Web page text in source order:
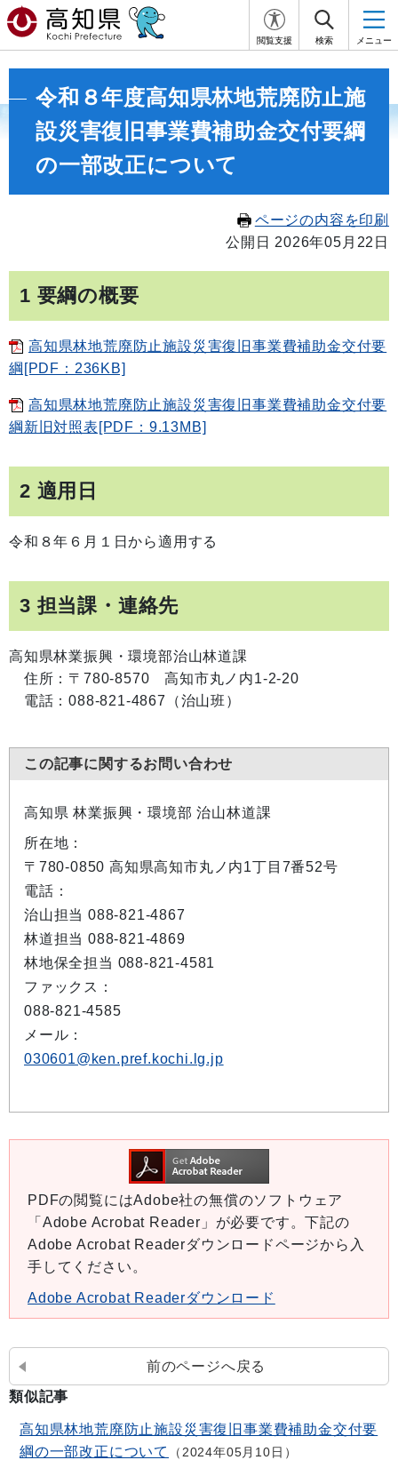
閲覧支援 検索 メニュー
令和８年度高知県林地荒廃防止施
設災害復旧事業費補助金交付要綱
の一部改正について
ページの内容を印刷
公開日 2026年05月22日
1 要綱の概要
高知県林地荒廃防止施設災害復旧事業費補助金交付要
綱[PDF：236KB]
高知県林地荒廃防止施設災害復旧事業費補助金交付要
綱新旧対照表[PDF：9.13MB]
2 適用日
令和８年６月１日から適用する
3 担当課・連絡先
高知県林業振興・環境部治山林道課
住所：〒780-8570 高知市丸ノ内1-2-20
電話：088-821-4867（治山班）
この記事に関するお問い合わせ
高知県 林業振興・環境部 治山林道課
所在地：
〒780-0850 高知県高知市丸ノ内1丁目7番52号
電話：
治山担当 088-821-4867
林道担当 088-821-4869
林地保全担当 088-821-4581
ファックス：
088-821-4585
メール：
030601@ken.pref.kochi.lg.jp
PDFの閲覧にはAdobe社の無償のソフトウェア
「Adobe Acrobat Reader」が必要です。下記の
Adobe Acrobat Readerダウンロードページから入
手してください。
Adobe Acrobat Readerダウンロード
前のページへ戻る
類似記事
高知県林地荒廃防止施設災害復旧事業費補助金交付要
綱の一部改正について
2024年05月10日